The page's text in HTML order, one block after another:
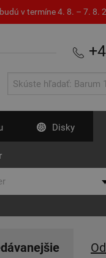
v termíne 4. 8. – 7. 8.
Disky